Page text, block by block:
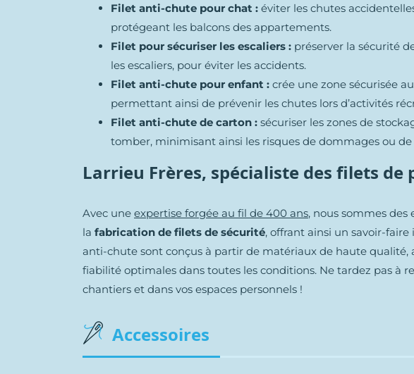
Filet anti-chute pour chat : éviter les chutes
protégeant les balcons des appartements.
Filet pour sécuriser les escaliers : préserver la sécurité
les escaliers, pour éviter les accidents.
Filet anti-chute pour enfant : crée une zone sécurisée
permettant ainsi de prévenir les chutes lors d’activités
Filet anti-chute de carton : sécuriser les zones de
tomber, minimisant ainsi les risques de dommages ou de
Larrieu Frères, spécialiste des filets
Avec une expertise forgée au fil de 400 ans, nous sommes des
la fabrication de filets de sécurité, offrant ainsi un savoir-
anti-chute sont conçus à partir de matériaux de haute qualité,
fiabilité optimales dans toutes les conditions. Ne tardez pas à
chantiers et dans vos espaces personnels !
Accessoires